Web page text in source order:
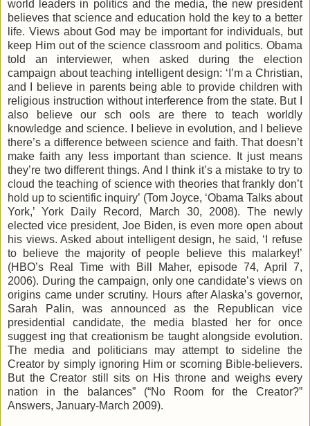
world leaders in politics and the media, the new president
believes that science and education hold the key to a better
life. Views about God may be important for individuals, but
keep Him out of the science classroom and politics. Obama
told an interviewer, when asked during the election
campaign about teaching intelligent design: ‘I’m a Christian,
and I believe in parents being able to provide children with
religious instruction without interference from the state. But I
also believe our sch ools are there to teach worldly
knowledge and science. I believe in evolution, and I believe
there’s a difference between science and faith. That doesn’t
make faith any less important than science. It just means
they’re two different things. And I think it’s a mistake to try to
cloud the teaching of science with theories that frankly don’t
hold up to scientific inquiry’ (Tom Joyce, ‘Obama Talks about
York,’ York Daily Record, March 30, 2008). The newly
elected vice president, Joe Biden, is even more open about
his views. Asked about intelligent design, he said, ‘I refuse
to believe the majority of people believe this malarkey!’
(HBO’s Real Time with Bill Maher, episode 74, April 7,
2006). During the campaign, only one candidate’s views on
origins came under scrutiny. Hours after Alaska’s governor,
Sarah Palin, was announced as the Republican vice
presidential candidate, the media blasted her for once
suggest ing that creationism be taught alongside evolution.
The media and politicians may attempt to sideline the
Creator by simply ignoring Him or scorning Bible-believers.
But the Creator still sits on His throne and weighs every
nation in the balances” (“No Room for the Creator?”
Answers, January-March 2009).